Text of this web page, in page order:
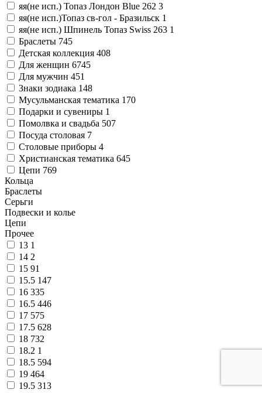
яя(не исп.) Топаз Лондон Blue 262 3
яя(не исп.)Топаз св-гол - Бразильск 1
яя(не исп.) Шпинель Топаз Swiss 263 1
Браслеты 745
Детская коллекция 408
Для женщин 6745
Для мужчин 451
Знаки зодиака 148
Мусульманская тематика 170
Подарки и сувениры 1
Помолвка и свадьба 507
Посуда столовая 7
Столовые приборы 4
Христианская тематика 645
Цепи 769
Кольца
Браслеты
Серьги
Подвески и колье
Цепи
Прочее
13 1
14 2
15 91
15.5 147
16 335
16.5 446
17 575
17.5 628
18 732
18.2 1
18.5 594
19 464
19.5 313